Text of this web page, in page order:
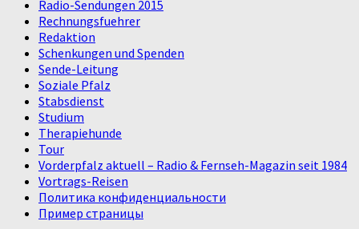
Radio-Sendungen 2015
Rechnungsfuehrer
Redaktion
Schenkungen und Spenden
Sende-Leitung
Soziale Pfalz
Stabsdienst
Studium
Therapiehunde
Tour
Vorderpfalz aktuell – Radio & Fernseh-Magazin seit 1984
Vortrags-Reisen
Политика конфиденциальности
Пример страницы